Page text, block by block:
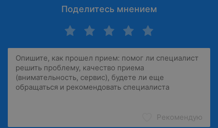
Поделитесь мнением
Рекомендую